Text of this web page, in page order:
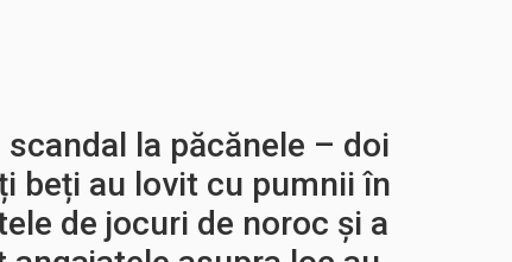
scandal la păcănele – doi
beți au lovit cu pumnii în
de jocuri de noroc și a